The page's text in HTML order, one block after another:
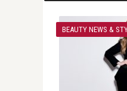
BEAUTY NEWS &